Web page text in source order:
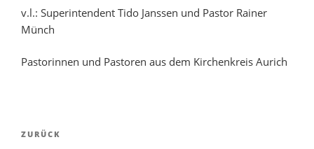
v.l.: Superintendent Tido Janssen und Pastor Rainer
Münch
Pastorinnen und Pastoren aus dem Kirchenkreis Aurich
ZURÜCK